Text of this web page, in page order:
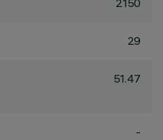
2150
29
51.47
-